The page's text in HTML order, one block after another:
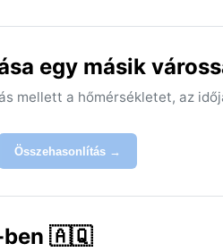
egy másik
mellett a hőmérsékletet, az
Összehasonlítás →
ben 🇦🇶